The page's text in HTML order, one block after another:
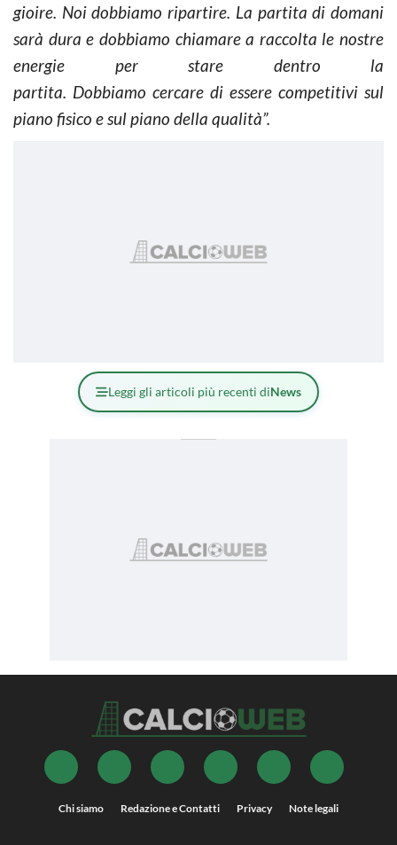
gioire. Noi dobbiamo ripartire. La partita di domani
sarà dura e dobbiamo chiamare a raccolta le nostre
energie per stare dentro la
partita. Dobbiamo cercare di essere competitivi sul
piano fisico e sul piano della qualità”.
Leggi gli articoli più recenti diNews
Chi siamo Redazione e Contatti Privacy Note legali